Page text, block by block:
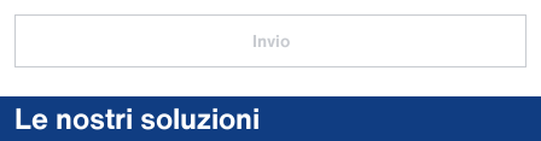
Invio
Le nostri soluzioni